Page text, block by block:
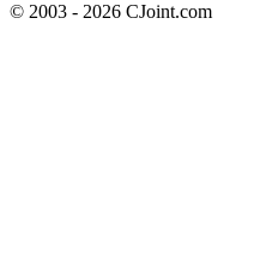
© 2003 - 2026 CJoint.com